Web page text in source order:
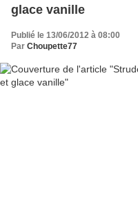
glace vanille
Publié le 13/06/2012 à 08:00
Par Choupette77